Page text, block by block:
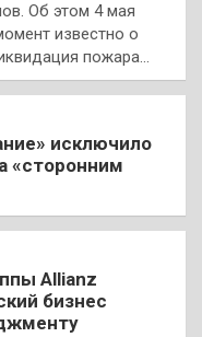
Об этом 4 мая
известно о
пожара…
исключило
«сторонним
Allianz
бизнес